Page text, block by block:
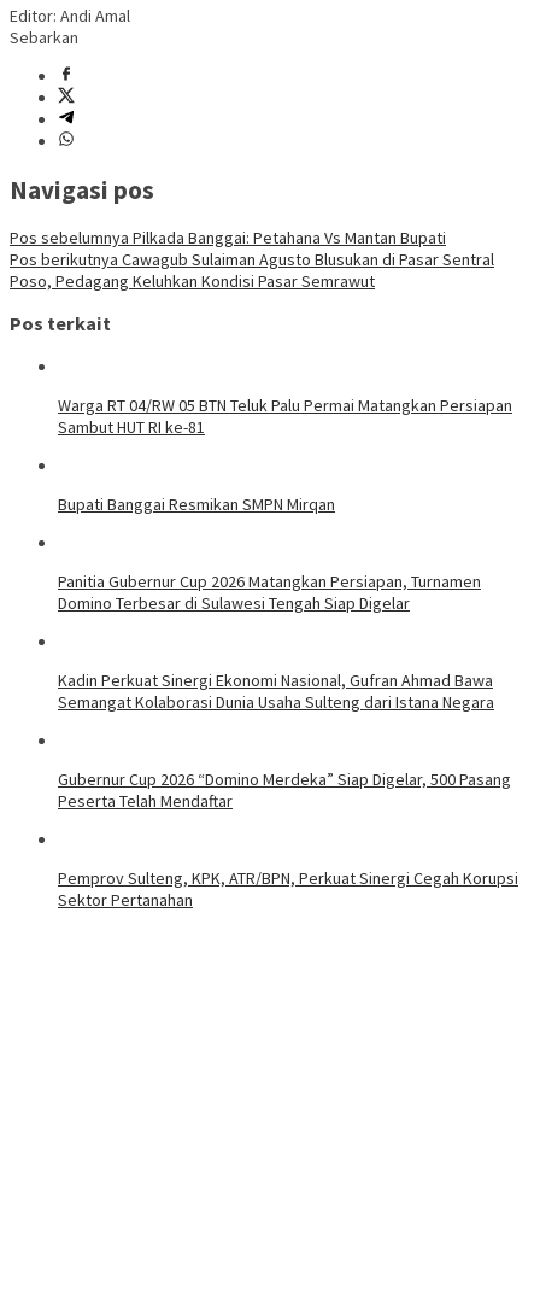
Editor: Andi Amal
Sebarkan
Navigasi pos
Pos sebelumnya Pilkada Banggai: Petahana Vs Mantan Bupati
Pos berikutnya Cawagub Sulaiman Agusto Blusukan di Pasar Sentral
Poso, Pedagang Keluhkan Kondisi Pasar Semrawut
Pos terkait
Warga RT 04/RW 05 BTN Teluk Palu Permai Matangkan Persiapan
Sambut HUT RI ke-81
Bupati Banggai Resmikan SMPN Mirqan
Panitia Gubernur Cup 2026 Matangkan Persiapan, Turnamen
Domino Terbesar di Sulawesi Tengah Siap Digelar
Kadin Perkuat Sinergi Ekonomi Nasional, Gufran Ahmad Bawa
Semangat Kolaborasi Dunia Usaha Sulteng dari Istana Negara
Gubernur Cup 2026 “Domino Merdeka” Siap Digelar, 500 Pasang
Peserta Telah Mendaftar
Pemprov Sulteng, KPK, ATR/BPN, Perkuat Sinergi Cegah Korupsi
Sektor Pertanahan